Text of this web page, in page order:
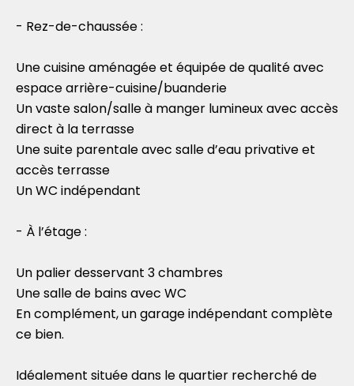
- Rez-de-chaussée :
Une cuisine aménagée et équipée de qualité avec
espace arrière-cuisine/buanderie
Un vaste salon/salle à manger lumineux avec accès
direct à la terrasse
Une suite parentale avec salle d’eau privative et
accès terrasse
Un WC indépendant
- À l’étage :
Un palier desservant 3 chambres
Une salle de bains avec WC
En complément, un garage indépendant complète
ce bien.
Idéalement située dans le quartier recherché de